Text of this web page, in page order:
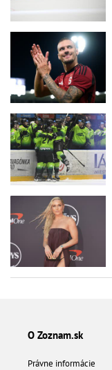
O Zoznam.sk
Právne informácie